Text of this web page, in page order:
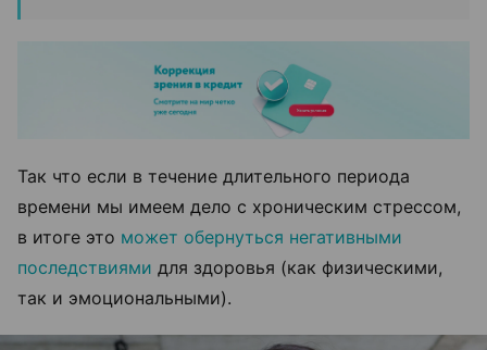
Так что если в течение длительного периода
времени мы имеем дело с хроническим стрессом,
в итоге это может обернуться негативными
последствиями для здоровья (как физическими,
так и эмоциональными).